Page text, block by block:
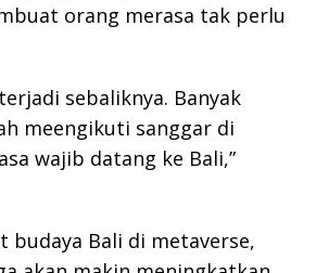
orang merasa tak perlu
sebaliknya. Banyak
meengikuti sanggar di
wajib datang ke Bali,”
budaya Bali di metaverse,